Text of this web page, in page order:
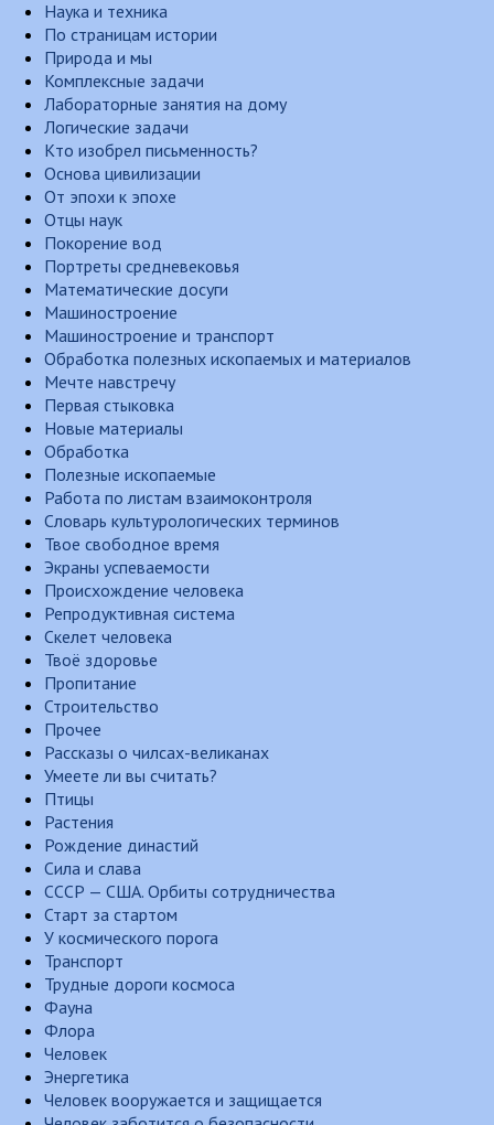
Наука и техника
По страницам истории
Природа и мы
Комплексные задачи
Лабораторные занятия на дому
Логические задачи
Кто изобрел письменность?
Основа цивилизации
От эпохи к эпохе
Отцы наук
Покорение вод
Портреты средневековья
Математические досуги
Машиностроение
Машиностроение и транспорт
Обработка полезных ископаемых и материалов
Мечте навстречу
Первая стыковка
Новые материалы
Обработка
Полезные ископаемые
Работа по листам взаимоконтроля
Словарь культурологических терминов
Твое свободное время
Экраны успеваемости
Происхождение человека
Репродуктивная система
Скелет человека
Твоё здоровье
Пропитание
Строительство
Прочее
Рассказы о чилсах-великанах
Умеете ли вы считать?
Птицы
Растения
Рождение династий
Сила и слава
СССР — США. Орбиты сотрудничества
Старт за стартом
У космического порога
Транспорт
Трудные дороги космоса
Фауна
Флора
Человек
Энергетика
Человек вооружается и защищается